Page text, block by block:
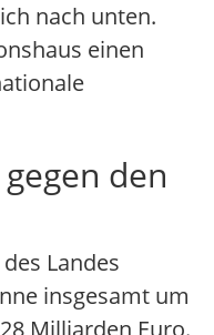
nach unten.
einen
den
Landes
insgesamt um